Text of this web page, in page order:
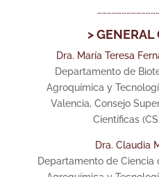
>
Dra. María Teresa
Departamento de
Agroquímica y
Valencia, Consejo
Científicas
Dra. Claudia
Departamento de